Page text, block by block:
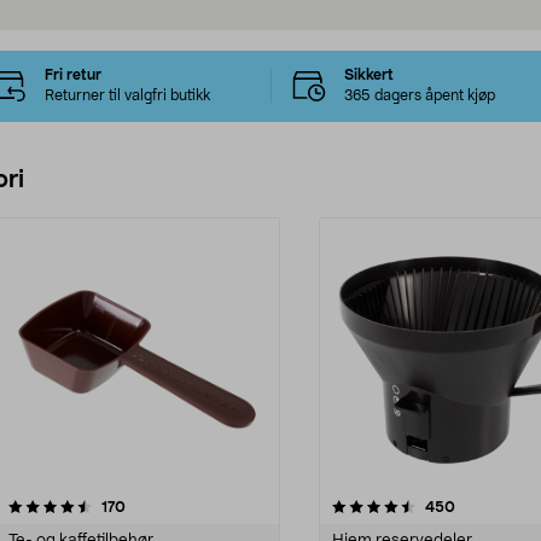
Fri retur
Returner til valgfri butikk
Sikkert
365 dagers åpent kjøp
170anmeldelser
4.5 av 5 stjerner 450anmeldelser
4.5 av 5 stjerner